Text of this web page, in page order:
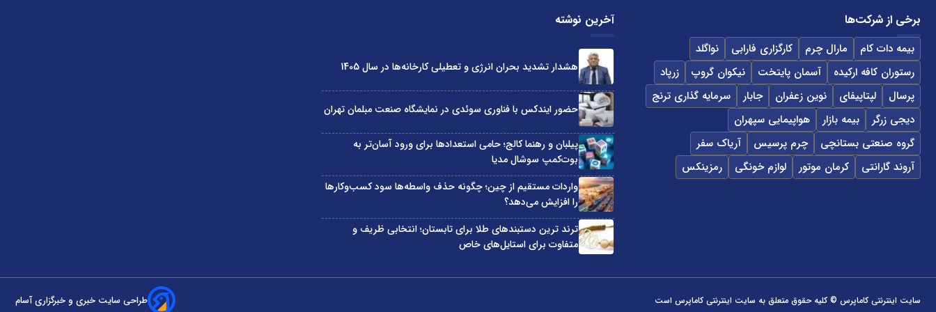
برخی از شرکت‌ها
بیمه دات کام مارال چرم کارگزاری فارابی
نواگلد
رستوران کافه ارکیده
آسمان پایتخت نیکوان گروپ
زرپاد
پرسال
لپتاپیفای نوین زعفران جابار
سرمایه گذاری ترنج
دیجی زرگر
بیمه بازار
هواپیمایی سپهران
گروه صنعتی بستانچی
چرم پرسیس
آریاک سفر
آروند گارانتی
کرمان موتور لوازم خونگی رمزینکس
آخرین نوشته
هشدار تشدید بحران انرژی و تعطیلی کارخانه‌ها در سال 1405
حضور ایندکس با فناوری سوئدی در نمایشگاه صنعت مبلمان تهران
پیلبان و رهنما کالج؛ حامی استعدادها برای ورود آسان‌تر به
بوت‌کمپ سوشال مدیا
واردات مستقیم از چین؛ چگونه حذف واسطه‌ها سود کسب‌وکارها
را افزایش می‌دهد؟
ترند ترین دستبندهای طلا برای تابستان؛ انتخابی ظریف و
متفاوت برای استایل‌های خاص
سایت اینترنتی کاماپرس © کلیه حقوق متعلق به سایت اینترنتی کاماپرس است طراحی سایت خبری و خبرگزاری آسام